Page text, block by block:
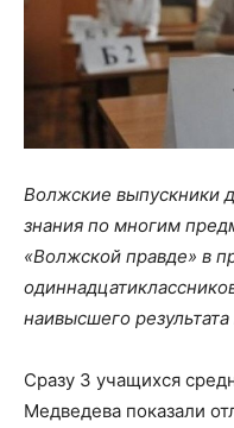
Волжские выпускники
знания по многим
«Волжской правде» в
наивысшего
Сразу 3 учащихся
Медведева показали